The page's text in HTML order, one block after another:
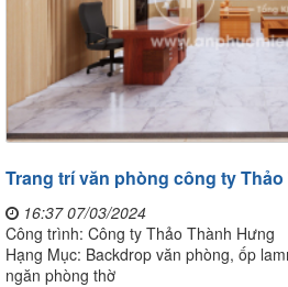
Trang trí văn phòng công ty
16:37 07/03/2024
Công trình: Công ty Thảo Thành Hưng
Hạng Mục: Backdrop văn phòng, ốp
ngăn phòng thờ